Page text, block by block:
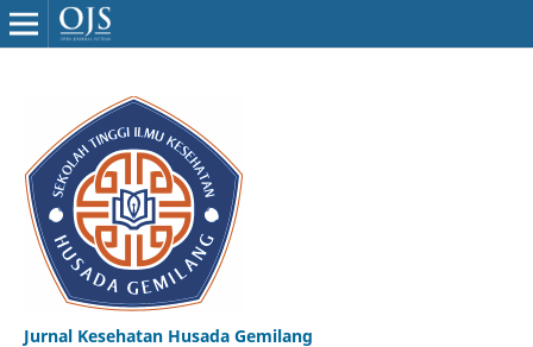
Jurnal Kesehatan Husada Gemilang